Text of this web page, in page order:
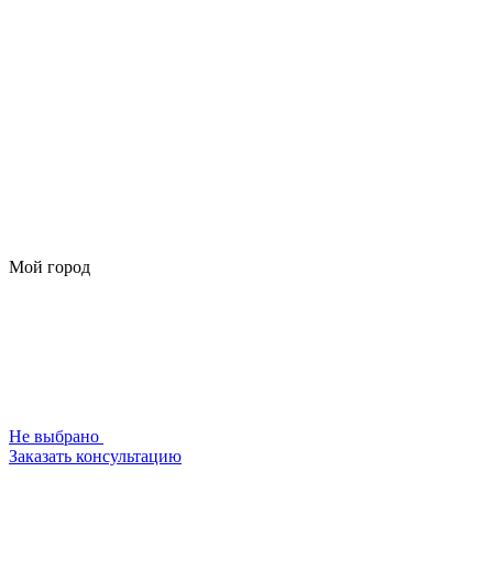
Мой город
Не выбрано
Заказать консультацию